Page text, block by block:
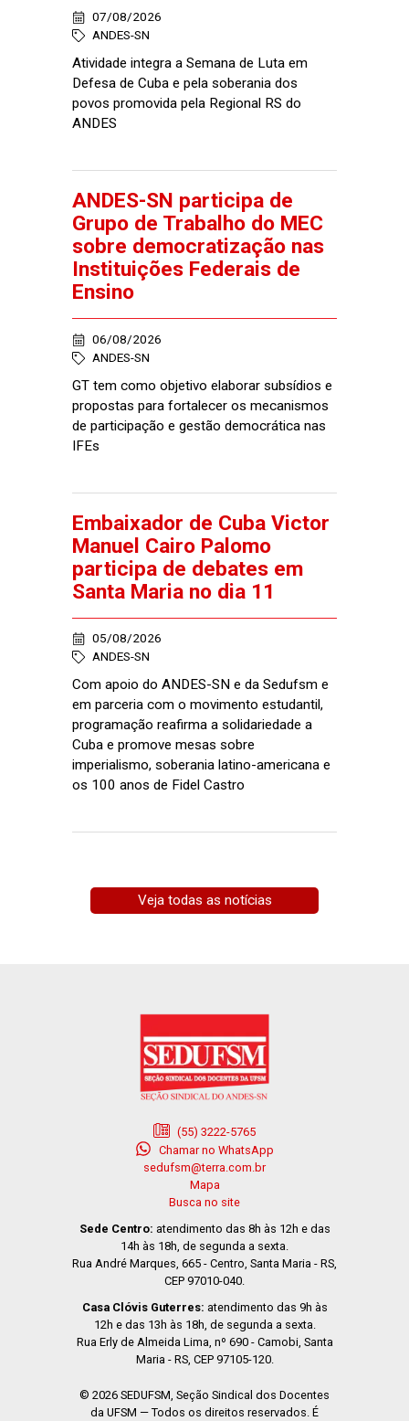
07/08/2026
ANDES-SN
Atividade integra a Semana de Luta em
Defesa de Cuba e pela soberania dos
povos promovida pela Regional RS do
ANDES
ANDES-SN participa de
Grupo de Trabalho do MEC
sobre democratização nas
Instituições Federais de
Ensino
06/08/2026
ANDES-SN
GT tem como objetivo elaborar subsídios e
propostas para fortalecer os mecanismos
de participação e gestão democrática nas
IFEs
Embaixador de Cuba Victor
Manuel Cairo Palomo
participa de debates em
Santa Maria no dia 11
05/08/2026
ANDES-SN
Com apoio do ANDES-SN e da Sedufsm e
em parceria com o movimento estudantil,
programação reafirma a solidariedade a
Cuba e promove mesas sobre
imperialismo, soberania latino-americana e
os 100 anos de Fidel Castro
Veja todas as notícias
(55) 3222-5765
Chamar no WhatsApp
sedufsm@terra.com.br
Mapa
Busca no site
Sede Centro: atendimento das 8h às 12h e das
14h às 18h, de segunda a sexta.
Rua André Marques, 665 - Centro, Santa Maria - RS,
CEP 97010-040.
Casa Clóvis Guterres: atendimento das 9h às
12h e das 13h às 18h, de segunda a sexta.
Rua Erly de Almeida Lima, nº 690 - Camobi, Santa
Maria - RS, CEP 97105-120.
© 2026 SEDUFSM, Seção Sindical dos Docentes
da UFSM — Todos os direitos reservados. É